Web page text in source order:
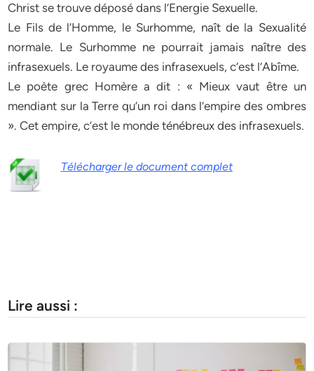
Christ se trouve déposé dans l’Energie Sexuelle.
Le Fils de l’Homme, le Surhomme, naît de la Sexualité
normale. Le Surhomme ne pourrait jamais naître des
infrasexuels. Le royaume des infrasexuels, c’est l’Abîme.
Le poète grec Homère a dit : « Mieux vaut être un
mendiant sur la Terre qu’un roi dans l’empire des ombres
». Cet empire, c’est le monde ténébreux des infrasexuels.
Télécharger le document complet
Lire aussi :